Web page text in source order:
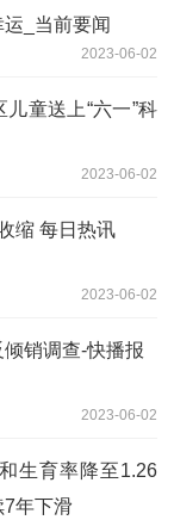
_当前要闻
2023-06-02
童送上“六一”科
2023-06-02
缩 每日热讯
2023-06-02
销调查-快播报
2023-06-02
生育率降至1.26
7年下滑